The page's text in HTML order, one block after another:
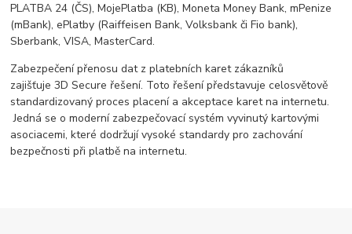
PLATBA 24 (ČS), MojePlatba (KB), Moneta Money Bank, mPenize
(mBank), ePlatby (Raiffeisen Bank, Volksbank či Fio bank),
Sberbank, VISA, MasterCard.
Zabezpečení přenosu dat z platebních karet zákazníků
zajišťuje 3D Secure řešení. Toto řešení představuje celosvětově
standardizovaný proces placení a akceptace karet na internetu.
Jedná se o moderní zabezpečovací systém vyvinutý kartovými
asociacemi, které dodržují vysoké standardy pro zachování
bezpečnosti při platbě na internetu.